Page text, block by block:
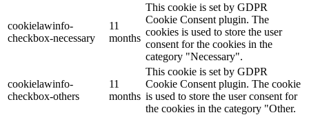
cookielawinfo-
checkbox-necessary
11
months
This cookie is set by GDPR
Cookie Consent plugin. The
cookies is used to store the user
consent for the cookies in the
category "Necessary".
cookielawinfo-
checkbox-others
11
months
This cookie is set by GDPR
Cookie Consent plugin. The cookie
is used to store the user consent for
the cookies in the category "Other.